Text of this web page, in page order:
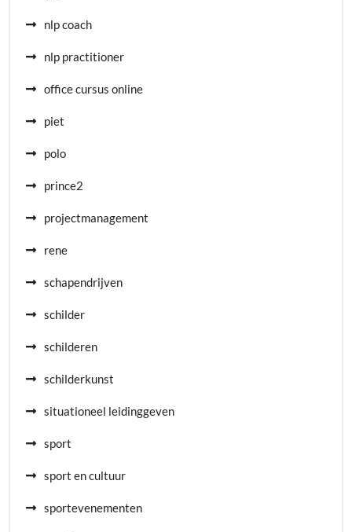
nlp coach
nlp practitioner
office cursus online
piet
polo
prince2
projectmanagement
rene
schapendrijven
schilder
schilderen
schilderkunst
situationeel leidinggeven
sport
sport en cultuur
sportevenementen